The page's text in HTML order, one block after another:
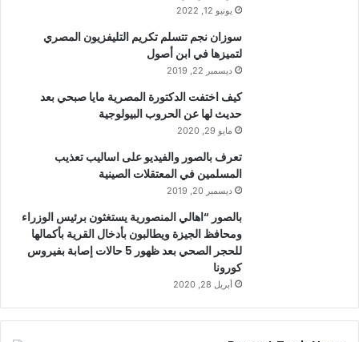
يونيو 12, 2022
سوزان نجم تتسلم تكريم التليفزيون المصري
لتميزها في ابن أصول
ديسمبر 22, 2019
كيف اختفت الدكتورة المصرية مايا صبحي بعد
حديث لها عن الحروب البيولوجية
مايو 29, 2020
تعرف بالصور والفيديو على اساليب تعذيب
المسلمين في المعتقلات الصينية
ديسمبر 20, 2019
بالصور “اهالي المنصورية يستغثون برئيس الوزراء
ومحافظ الجيزة ويطالبون بأدخال القرية بأكمالها
للحجر الصحي بعد ظهور 5 حالات إصابة بفيروس
كورونا
أبريل 28, 2020